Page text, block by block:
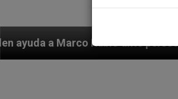
persecución de colonos